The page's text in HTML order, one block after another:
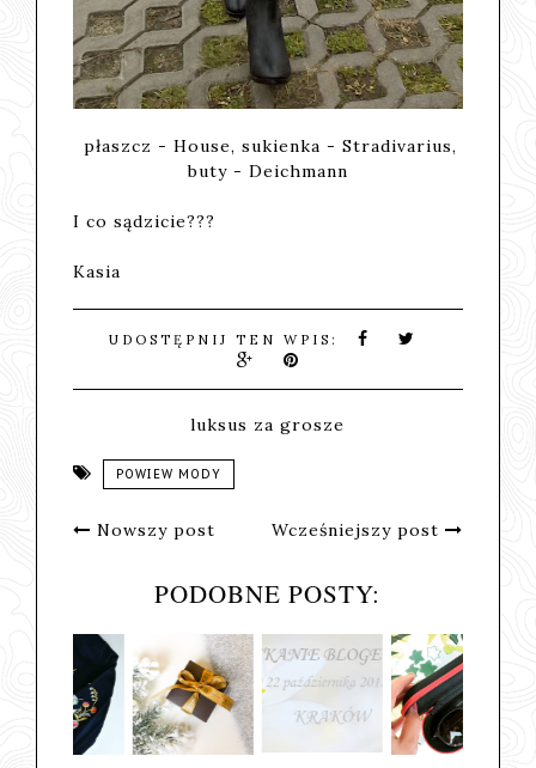
płaszcz - House, sukienka - Stradivarius,
buty - Deichmann
I co sądzicie???
Kasia
UDOSTĘPNIJ TEN WPIS:
luksus za grosze
POWIEW MODY
Nowszy post Wcześniejszy post
PODOBNE POSTY: